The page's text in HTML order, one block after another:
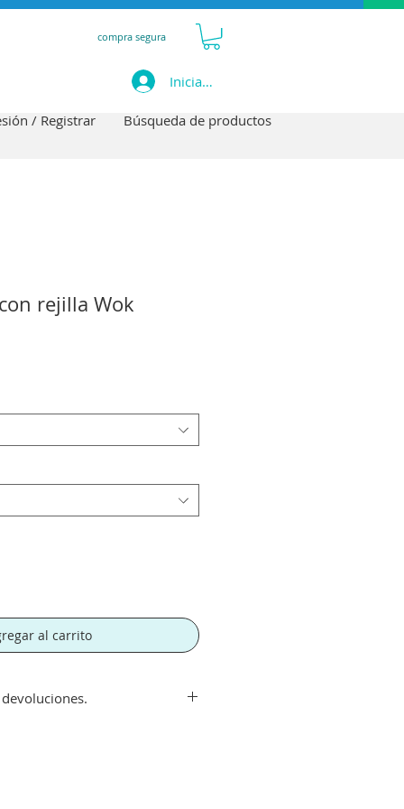
compra segura
Iniciar sesión
/ Registrar Búsqueda de productos
rejilla Wok
al carrito